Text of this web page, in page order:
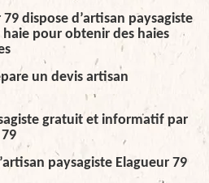
79 dispose d’artisan paysagiste
pour obtenir des haies
un devis artisan
gratuit et informatif par
paysagiste Elagueur 79